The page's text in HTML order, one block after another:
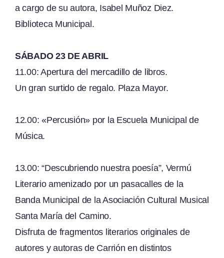
a cargo de su autora, Isabel Muñoz Diez.
Biblioteca Municipal.
SÁBADO 23 DE ABRIL
11.00: Apertura del mercadillo de libros.
Un gran surtido de regalo. Plaza Mayor.
12.00: «Percusión» por la Escuela Municipal de
Música.
13.00: “Descubriendo nuestra poesía”, Vermú
Literario amenizado por un pasacalles de la
Banda Municipal de la Asociación Cultural Musical
Santa María del Camino.
Disfruta de fragmentos literarios originales de
autores y autoras de Carrión en distintos